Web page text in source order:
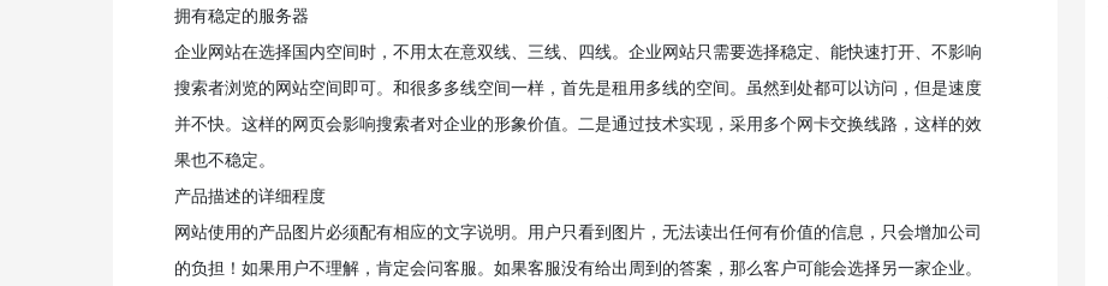
拥有稳定的服务器
企业网站在选择国内空间时，不用太在意双线、三线、四线。企业网站只需要选择稳定、能快速打开、不影响
搜索者浏览的网站空间即可。和很多多线空间一样，首先是租用多线的空间。虽然到处都可以访问，但是速度
并不快。这样的网页会影响搜索者对企业的形象价值。二是通过技术实现，采用多个网卡交换线路，这样的效
果也不稳定。
产品描述的详细程度
网站使用的产品图片必须配有相应的文字说明。用户只看到图片，无法读出任何有价值的信息，只会增加公司
的负担！如果用户不理解，肯定会问客服。如果客服没有给出周到的答案，那么客户可能会选择另一家企业。